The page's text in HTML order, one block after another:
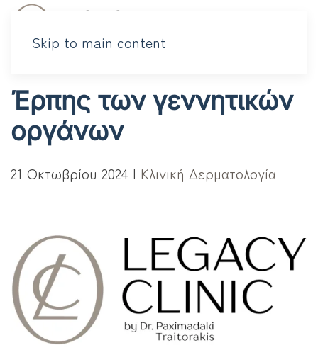
Skip to main content
Έρπης των γεννητικών
οργάνων
21 Οκτωβρίου 2024 | Κλινική Δερματολογία